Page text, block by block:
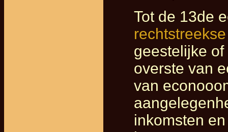
Tot de 13de
geestelijke
overste van
van
inkomsten